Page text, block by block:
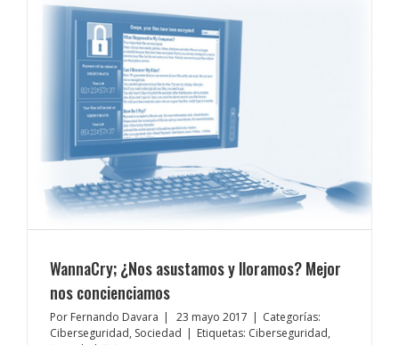
WannaCry; ¿Nos asustamos y lloramos? Mejor
nos concienciamos
Por Fernando Davara | 23 mayo 2017 | Categorías:
Ciberseguridad, Sociedad | Etiquetas: Ciberseguridad,